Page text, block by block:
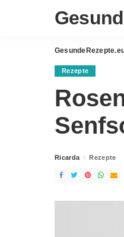
Rezepte
Posted
Ricarda Rezepte